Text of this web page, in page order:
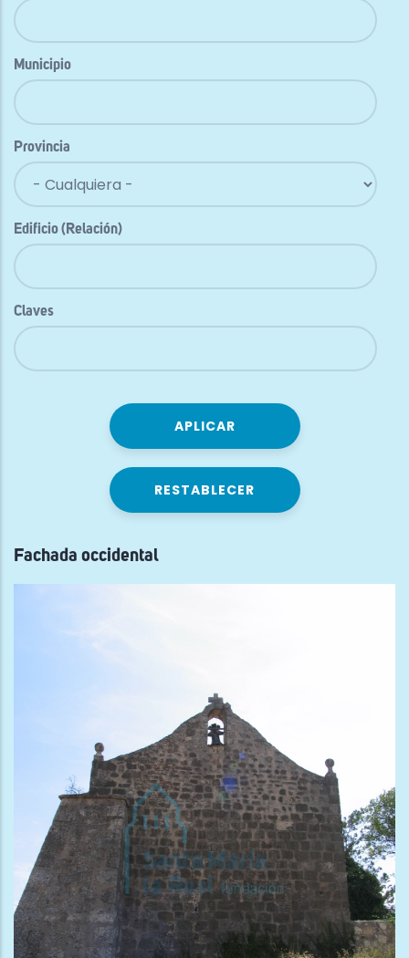
Municipio
Provincia
Edificio (Relación)
Claves
Fachada occidental